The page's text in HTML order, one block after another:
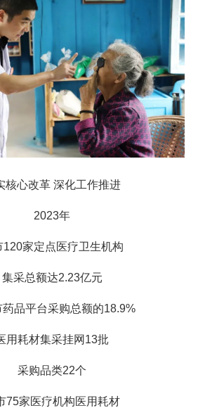
心改革 深化工作推进
2023年
家定点医疗卫生机构
总额达2.23亿元
平台采购总额的18.9%
耗材集采挂网13批
采购品类22个
家医疗机构医用耗材